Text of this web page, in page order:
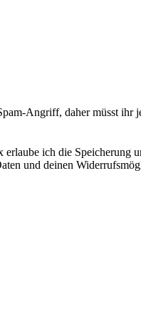
Angriff, daher müsst ihr
ich die Speicherung
und deinen